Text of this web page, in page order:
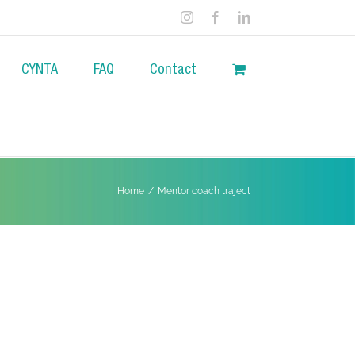
InstagramFacebookLinkedIn
CYNTA FAQ Contact
Home / Mentor coach traject